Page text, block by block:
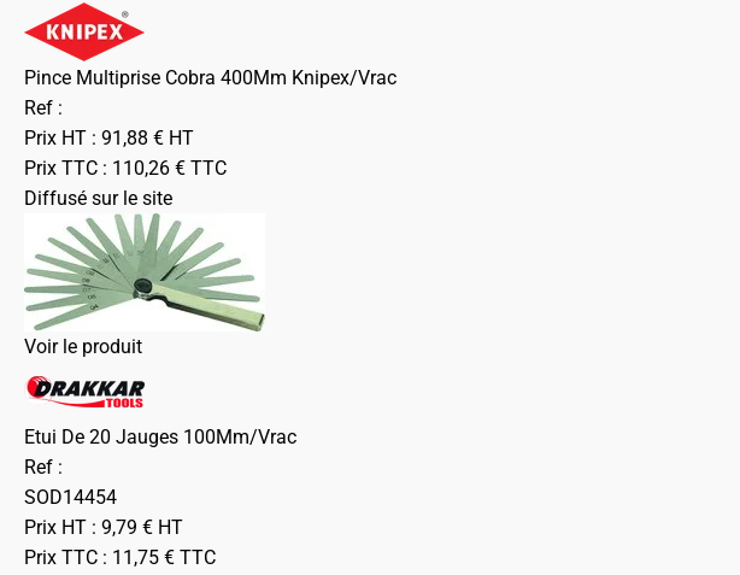
Pince Multiprise Cobra 400Mm Knipex/Vrac
Ref :
Prix HT : 91,88 € HT
Prix TTC : 110,26 € TTC
Diffusé sur le site
Voir le produit
Etui De 20 Jauges 100Mm/Vrac
Ref :
SOD14454
Prix HT : 9,79 € HT
Prix TTC : 11,75 € TTC